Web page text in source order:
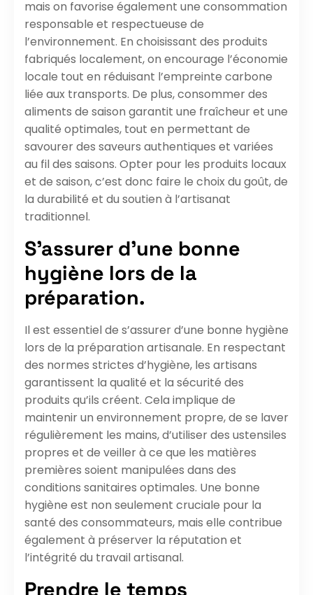
mais on favorise également une consommation
responsable et respectueuse de
l’environnement. En choisissant des produits
fabriqués localement, on encourage l’économie
locale tout en réduisant l’empreinte carbone
liée aux transports. De plus, consommer des
aliments de saison garantit une fraîcheur et une
qualité optimales, tout en permettant de
savourer des saveurs authentiques et variées
au fil des saisons. Opter pour les produits locaux
et de saison, c’est donc faire le choix du goût, de
la durabilité et du soutien à l’artisanat
traditionnel.
S’assurer d’une bonne
hygiène lors de la
préparation.
Il est essentiel de s’assurer d’une bonne hygiène
lors de la préparation artisanale. En respectant
des normes strictes d’hygiène, les artisans
garantissent la qualité et la sécurité des
produits qu’ils créent. Cela implique de
maintenir un environnement propre, de se laver
régulièrement les mains, d’utiliser des ustensiles
propres et de veiller à ce que les matières
premières soient manipulées dans des
conditions sanitaires optimales. Une bonne
hygiène est non seulement cruciale pour la
santé des consommateurs, mais elle contribue
également à préserver la réputation et
l’intégrité du travail artisanal.
Prendre le temps